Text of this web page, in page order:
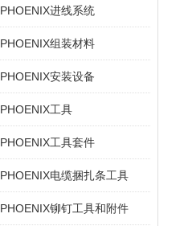
PHOENIX进线系统
PHOENIX组装材料
PHOENIX安装设备
PHOENIX工具
PHOENIX工具套件
PHOENIX电缆捆扎条工具
PHOENIX铆钉工具和附件